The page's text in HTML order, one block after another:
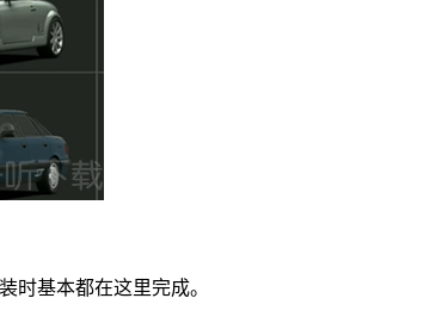
时基本都在这里完成。